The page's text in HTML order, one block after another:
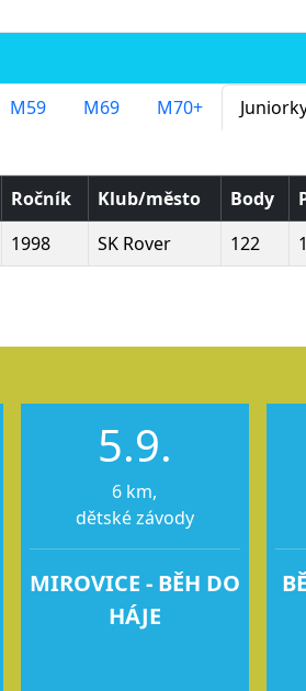
M59 M69 M70+
Ročník Klub/město Body
1998 SK Rover 122
5.9.
6 km,
dětské závody
MIROVICE - BĚH DO
HÁJE